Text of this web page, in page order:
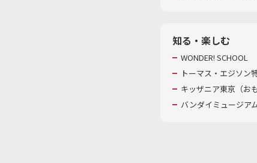
知る・楽しむ
WONDER! SCHOOL
トーマス・エジソン
キッザニア東京（お
バンダイミュージア